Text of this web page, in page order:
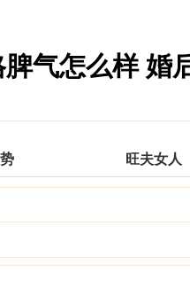
气怎么样 婚
旺夫女人